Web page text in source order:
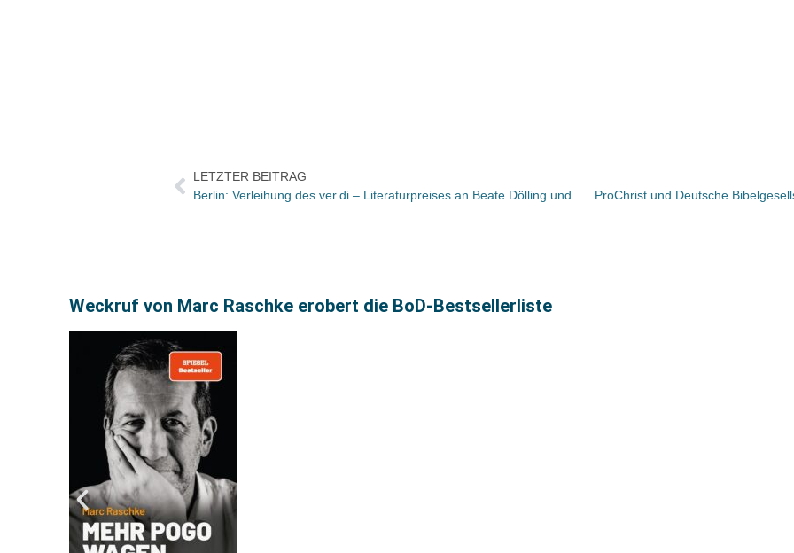
LETZTER BEITRAG
Weckruf von Marc Raschke erobert die BoD-Bestsellerliste